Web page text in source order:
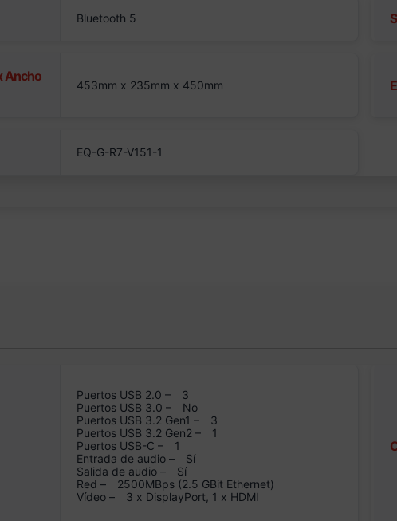
Bluetooth 5
Ancho
453mm x 235mm x 450mm
EQ-G-R7-V151-1
Puertos USB 2.0 –
3
Puertos USB 3.0 –
No
Puertos USB 3.2 Gen1 –
3
Puertos USB 3.2 Gen2 –
1
Puertos USB-C –
1
Entrada de audio –
Sí
Salida de audio –
Sí
Red –
2500MBps (2.5 GBit Ethernet)
Vídeo –
3 x DisplayPort, 1 x HDMI